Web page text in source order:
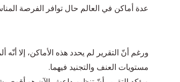
عدة أماكن في العالم حال توافر الفرصة
ورغم أنّ التقرير لم يحدد هذه الأماكن، إلا أنّه
مستويات العنف والتجنيد فيهما.